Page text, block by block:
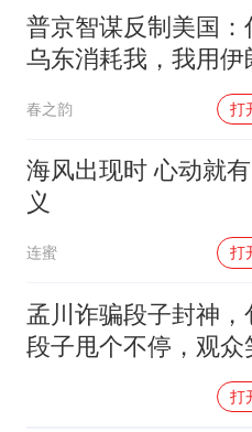
郑丽
乐享
普京智谋反制美国：
乌东消耗我，我用伊
春之韵 打
海风出现时 心动就
义
连蜜 打
孟川诈骗段子封神，
段子甩个不停，观众
打